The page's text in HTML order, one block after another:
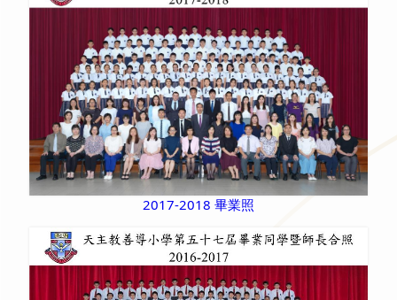
2017-2018 畢業照